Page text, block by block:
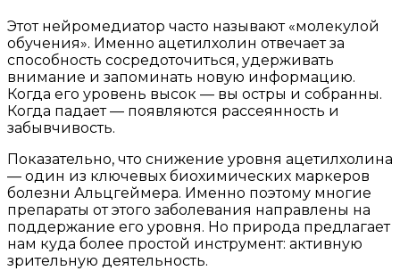
Этот нейромедиатор часто называют «молекулой
обучения». Именно ацетилхолин отвечает за
способность сосредоточиться, удерживать
внимание и запоминать новую информацию.
Когда его уровень высок — вы остры и собранны.
Когда падает — появляются рассеянность и
забывчивость.
Показательно, что снижение уровня ацетилхолина
— один из ключевых биохимических маркеров
болезни Альцгеймера. Именно поэтому многие
препараты от этого заболевания направлены на
поддержание его уровня. Но природа предлагает
нам куда более простой инструмент: активную
зрительную деятельность.